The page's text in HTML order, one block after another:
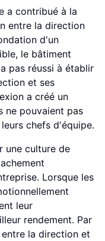
a contribué à la
entre la direction
d'un
le bâtiment
pas réussi à établir
et ses
a créé un
ne pouvaient pas
chefs d'équipe.
une culture de
Lorsque les
leur
rendement. Par
la direction et